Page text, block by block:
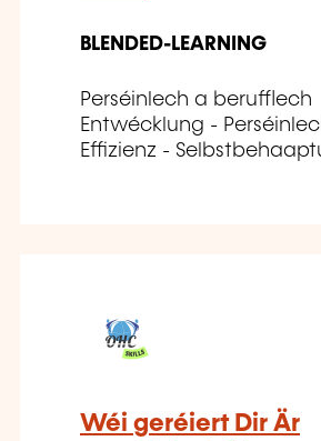
BLENDED-LEARNING
Perséinlech a berufflech
Entwécklung -
Effizienz -
Wéi geréiert Dir Är